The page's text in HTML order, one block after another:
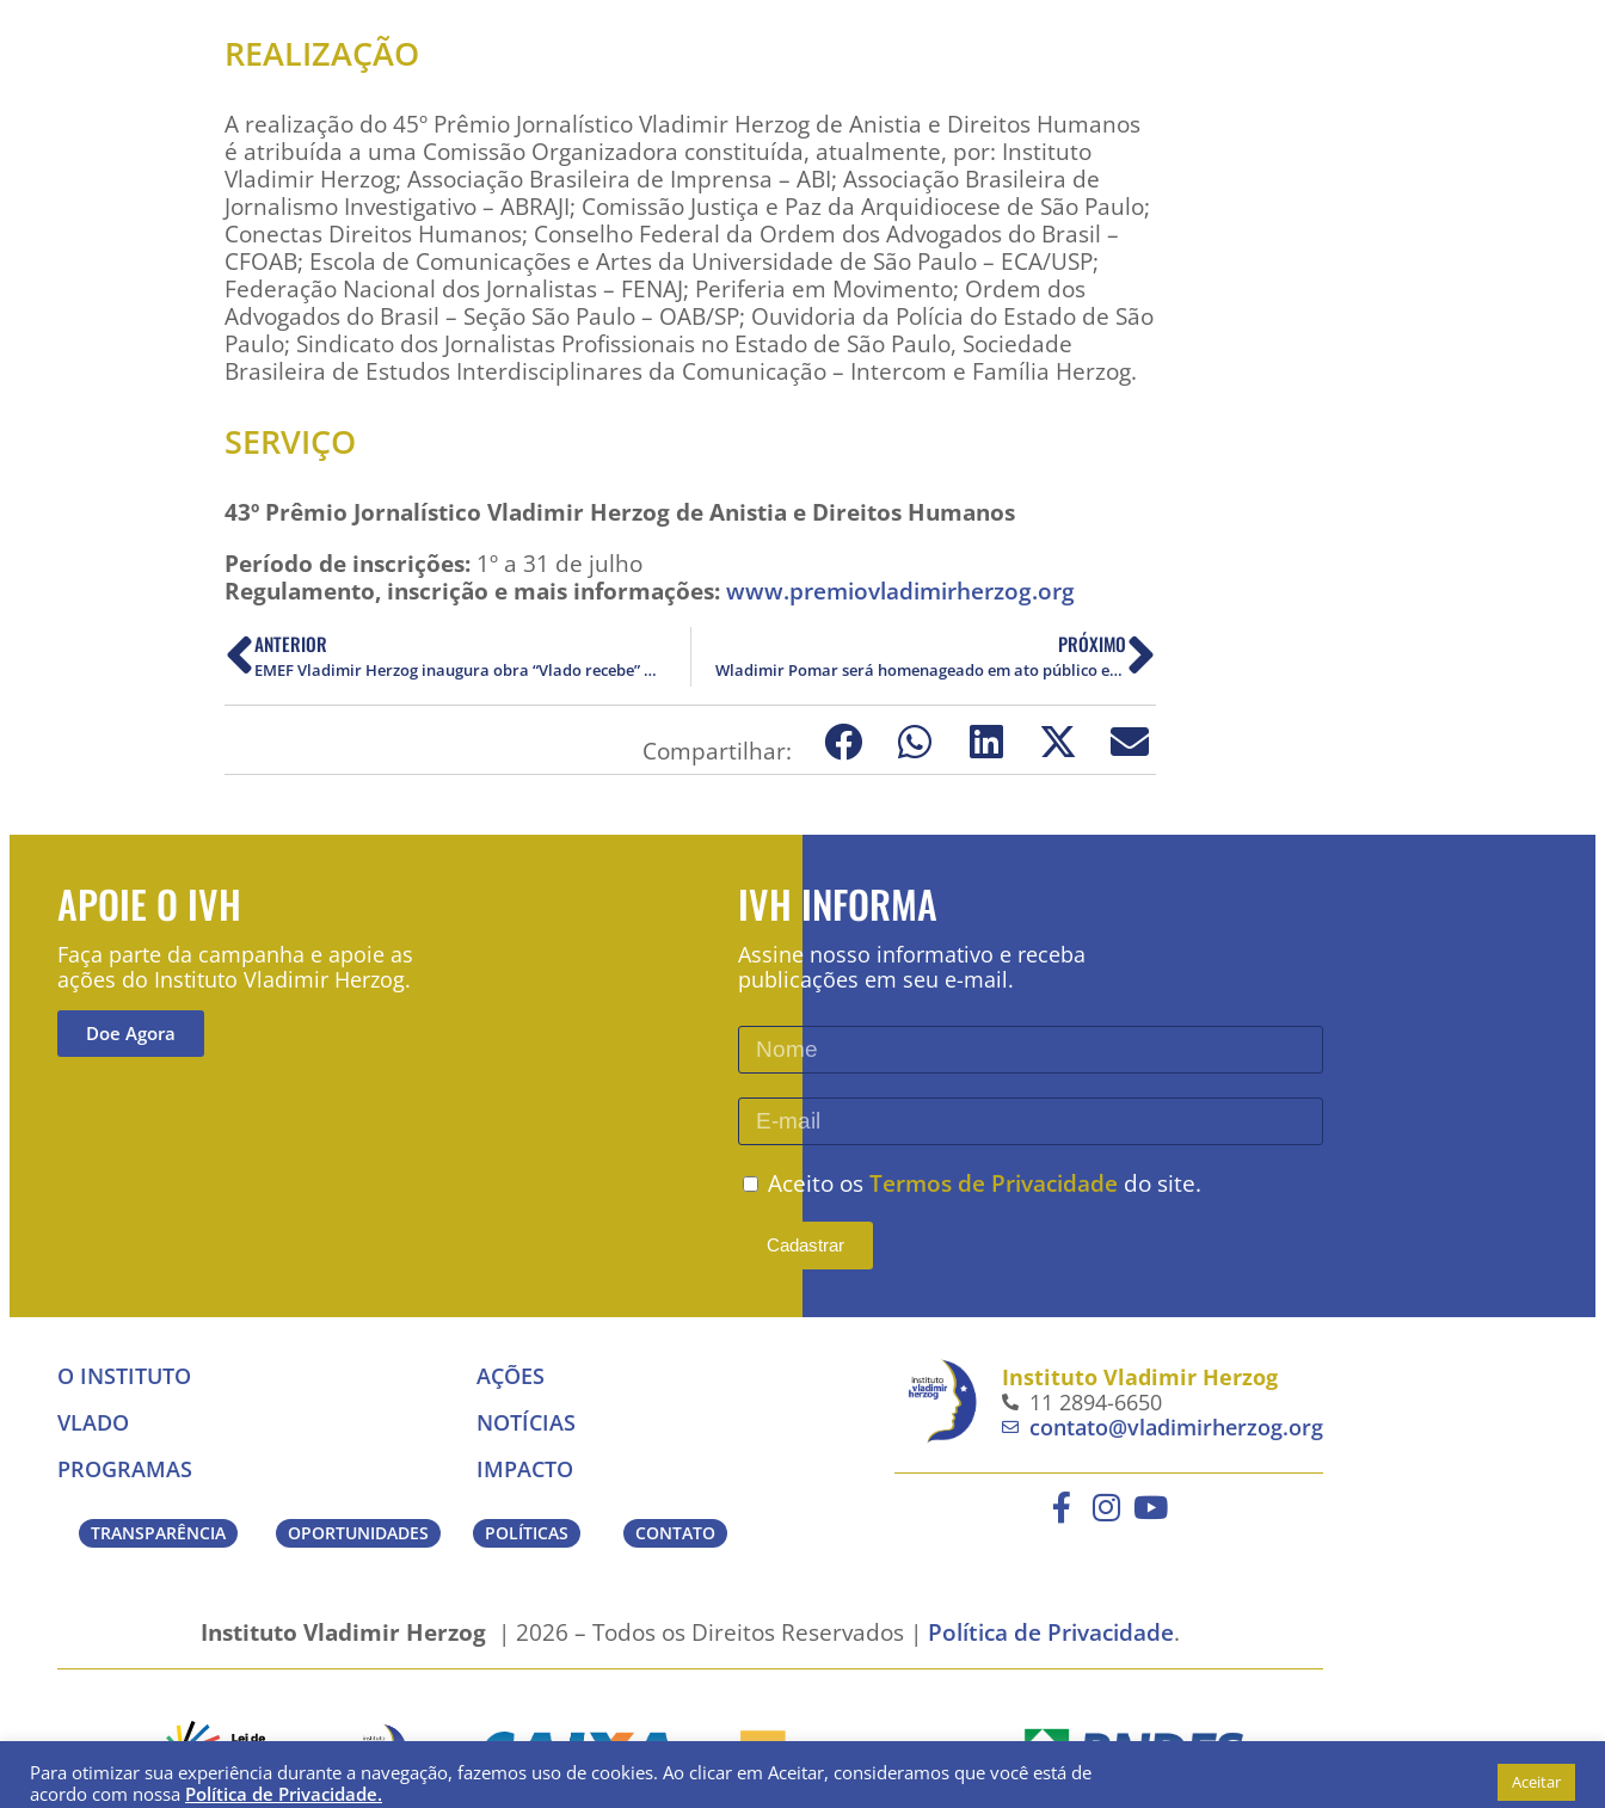
REALIZAÇÃO
A realização do 45º Prêmio Jornalístico Vladimir Herzog de Anistia e Direitos Humanos
é atribuída a uma Comissão Organizadora constituída, atualmente, por: Instituto
Vladimir Herzog; Associação Brasileira de Imprensa – ABI; Associação Brasileira de
Jornalismo Investigativo – ABRAJI; Comissão Justiça e Paz da Arquidiocese de São Paulo;
Conectas Direitos Humanos; Conselho Federal da Ordem dos Advogados do Brasil –
CFOAB; Escola de Comunicações e Artes da Universidade de São Paulo – ECA/USP;
Federação Nacional dos Jornalistas – FENAJ; Periferia em Movimento; Ordem dos
Advogados do Brasil – Seção São Paulo – OAB/SP; Ouvidoria da Polícia do Estado de São
Paulo; Sindicato dos Jornalistas Profissionais no Estado de São Paulo, Sociedade
Brasileira de Estudos Interdisciplinares da Comunicação – Intercom e Família Herzog.
SERVIÇO
43º Prêmio Jornalístico Vladimir Herzog de Anistia e Direitos Humanos
Período de inscrições: 1º a 31 de julho
Regulamento, inscrição e mais informações:www.premiovladimirherzog.org
ANTERIOR
EMEF Vladimir Herzog inaugura obra “Vlado recebe” neste sábado (1º)
PRÓXIMO
Wladimir Pomar será homenageado em ato público em São Paulo
Compartilhar:
APOIE O IVH
Faça parte da campanha e apoie as
ações do Instituto Vladimir Herzog.
Doe Agora
IVH INFORMA
Assine nosso informativo e receba
publicações em seu e-mail.
Aceito osTermos de Privacidade do site.
Cadastrar
O INSTITUTO
VLADO
PROGRAMAS
AÇÕES
NOTÍCIAS
IMPACTO
TRANSPARÊNCIA OPORTUNIDADES POLÍTICAS CONTATO
Instituto Vladimir Herzog
11 2894-6650
contato@vladimirherzog.org
Instituto Vladimir Herzog | 2026 – Todos os Direitos Reservados | Política de Privacidade.
Para otimizar sua experiência durante a navegação, fazemos uso de cookies. Ao clicar em Aceitar, consideramos que você está de
acordo com nossa Política de Privacidade. Aceitar